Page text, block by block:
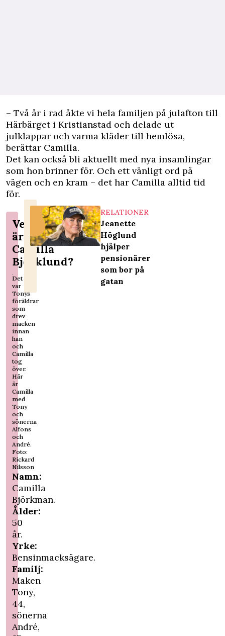
– Två år i rad åkte vi hela familjen på julafton till
Härbärget i Kristianstad och delade ut
julklappar och varma kläder till hemlösa,
berättar Camilla.
Det kan också bli aktuellt med nya insamlingar
som hon brinner för. Och ett vänligt ord på
vägen och en kram – det har Camilla alltid tid
för.
Vem
är
Camilla
Björklund?
Det
var
Tonys
föräldrar
som
drev
macken
innan
han
och
Camilla
tog
över.
Här
är
Camilla
med
Tony
och
sönerna
Alfons
och
André.
Foto:
Rickard
Nilsson
Namn:
Camilla
Björkman.
Ålder:
50
år.
Yrke:
Bensinmacksägare.
Familj:
Maken
Tony,
44,
sönerna
André,
RELATIONER
Jeanette
Höglund
hjälper
pensionärer
som bor på
gatan